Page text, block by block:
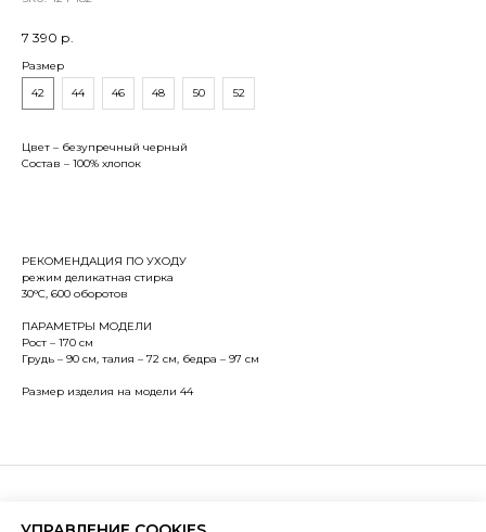
7 390 р.
Размер
42
44 46 48 50 52
Цвет – безупречный черный
Состав – 100% хлопок
РЕКОМЕНДАЦИЯ ПО УХОДУ
режим деликатная стирка
30°С, 600 оборотов
ПАРАМЕТРЫ МОДЕЛИ
Рост – 170 см
Грудь – 90 см, талия – 72 см, бедра – 97 см
Размер изделия на модели 44
БЫТЬ ТЕМ, КТО ТЫ ЕСТЬ.